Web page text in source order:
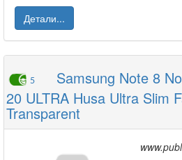
Детали...
5
Samsung Note 8
20 ULTRA Husa Ultra Slim
Transparent